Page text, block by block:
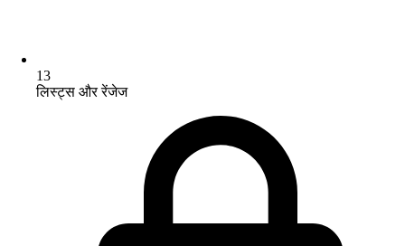
13
लिस्ट्स और रेंजेज